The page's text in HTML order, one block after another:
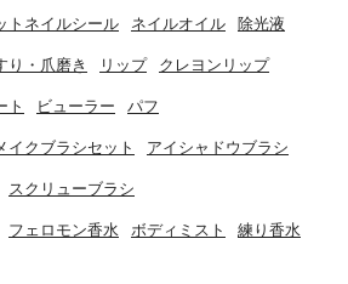
トネイルシール ネイルオイル 除光液
り・爪磨き リップ クレヨンリップ
ト ビューラー パフ
イクブラシセット アイシャドウブラシ
スクリューブラシ
フェロモン香水 ボディミスト 練り香水